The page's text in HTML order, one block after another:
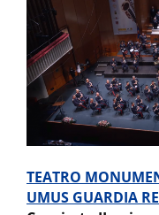
TEATRO
UMUS GUARDIA